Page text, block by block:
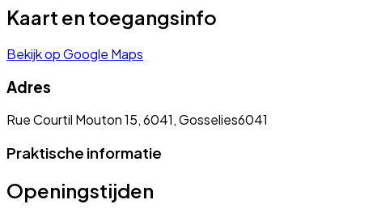
Kaart en toegangsinfo
Bekijk op Google Maps
Adres
Rue Courtil Mouton 15, 6041, Gosselies6041
Praktische informatie
Openingstijden